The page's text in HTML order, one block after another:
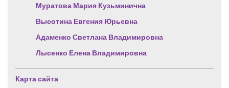
Муратова Мария Кузьминична
Высотина Евгения Юрьевна
Адаменко Светлана Владимировна
Лысенко Елена Владимировна
Карта сайта